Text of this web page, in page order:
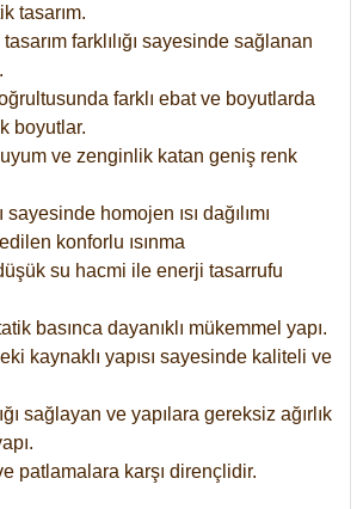
tasarım.
farklılığı sayesinde sağlanan
farklı ebat ve boyutlarda
boyutlar.
uyum ve zenginlik katan geniş renk
sayesinde homojen ısı dağılımı
konforlu ısınma
su hacmi ile enerji tasarrufu
basınca dayanıklı mükemmel yapı.
kaynaklı yapısı sayesinde kaliteli ve
sağlayan ve yapılara gereksiz ağırlık
patlamalara karşı dirençlidir.